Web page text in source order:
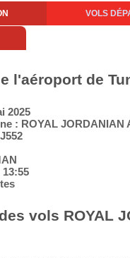
VOLS
l'aéroport de
2025
: ROYAL JORDANIAN
vols ROYAL